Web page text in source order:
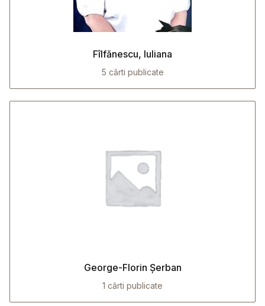
Fîlfănescu, Iuliana
5 cărti publicate
George-Florin Șerban
1 cărti publicate